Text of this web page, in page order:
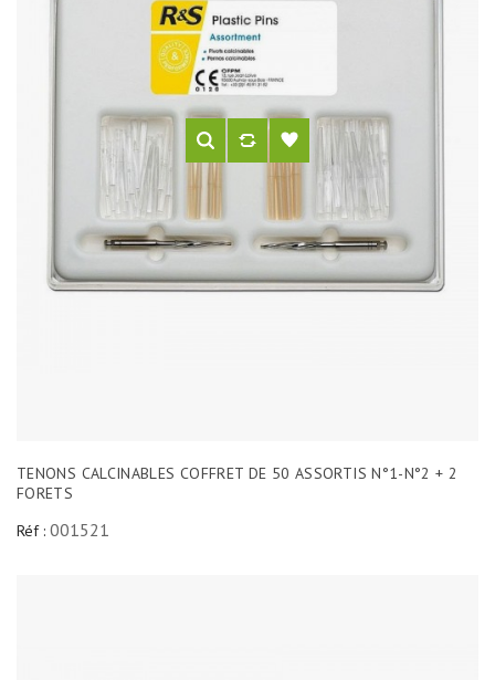
TENONS CALCINABLES COFFRET DE 50 ASSORTIS N°1-N°2 + 2
FORETS
Réf : 001521